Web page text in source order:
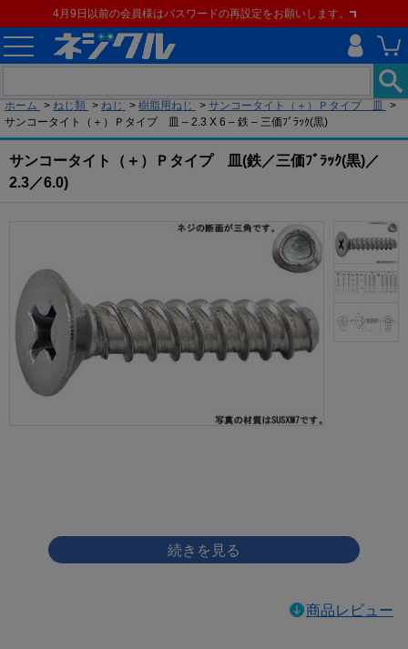
4月9日以前の会員様はパスワードの再設定をお願いします。
ホーム > ねじ類 > ねじ > 樹脂用ねじ > サンコータイト（＋）Ｐタイプ 皿
>
サンコータイト（＋）Ｐタイプ 皿 – 2.3 X 6 – 鉄 – 三価ﾌﾞﾗｯｸ(黒)
サンコータイト（＋）Ｐタイプ 皿(鉄／三価ﾌﾞﾗｯｸ(黒)／
2.3／6.0)
商品レビュー